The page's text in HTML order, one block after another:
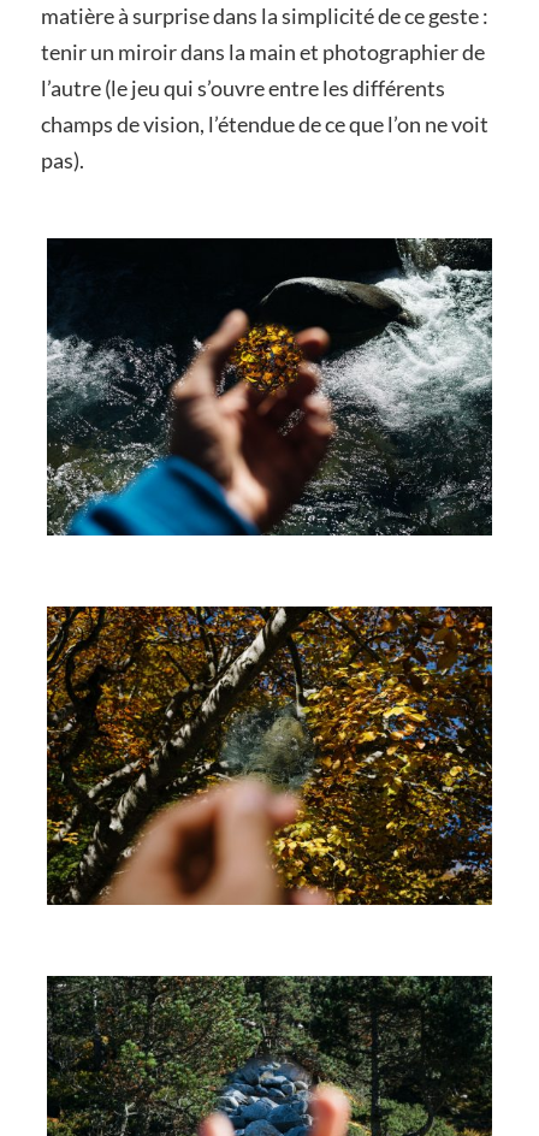
matière à surprise dans la simplicité de ce geste :
tenir un miroir dans la main et photographier de
l’autre (le jeu qui s’ouvre entre les différents
champs de vision, l’étendue de ce que l’on ne voit
pas).